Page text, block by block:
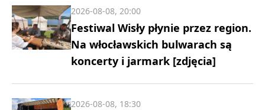
Festiwal Wisły płynie przez region.
Na włocławskich bulwarach są
koncerty i jarmark [zdjęcia]
2026-08-08, 20:00
2026-08-08, 18:30